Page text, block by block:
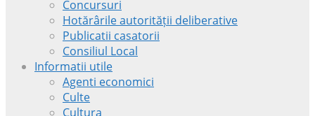
Concursuri
Hotărârile autorității deliberative
Publicatii casatorii
Consiliul Local
Informatii utile
Agenti economici
Culte
Cultura